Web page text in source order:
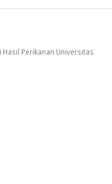
Perikanan Universitas